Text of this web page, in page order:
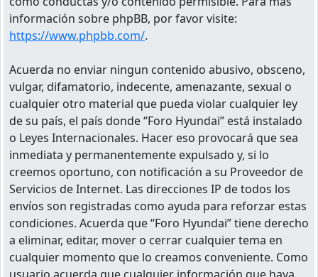
información sobre phpBB, por favor visite:
https://www.phpbb.com/.
Acuerda no enviar ningun contenido abusivo, obsceno,
vulgar, difamatorio, indecente, amenazante, sexual o
cualquier otro material que pueda violar cualquier ley
de su país, el país donde “Foro Hyundai” está instalado
o Leyes Internacionales. Hacer eso provocará que sea
inmediata y permanentemente expulsado y, si lo
creemos oportuno, con notificación a su Proveedor de
Servicios de Internet. Las direcciones IP de todos los
envíos son registradas como ayuda para reforzar estas
condiciones. Acuerda que “Foro Hyundai” tiene derecho
a eliminar, editar, mover o cerrar cualquier tema en
cualquier momento que lo creamos conveniente. Como
usuario acuerda que cualquier información que haya